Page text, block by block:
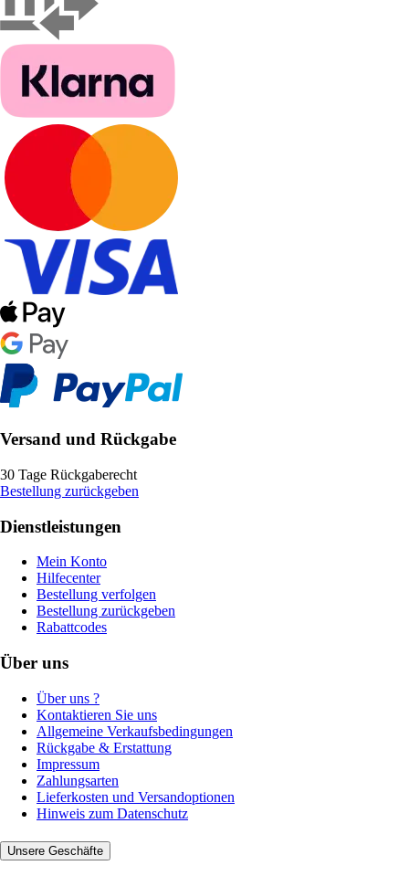
Versand und Rückgabe
30 Tage Rückgaberecht
Bestellung zurückgeben
Dienstleistungen
Mein Konto
Hilfecenter
Bestellung verfolgen
Bestellung zurückgeben
Rabattcodes
Über uns
Über uns ?
Kontaktieren Sie uns
Allgemeine Verkaufsbedingungen
Rückgabe & Erstattung
Impressum
Zahlungsarten
Lieferkosten und Versandoptionen
Hinweis zum Datenschutz
Unsere Geschäfte